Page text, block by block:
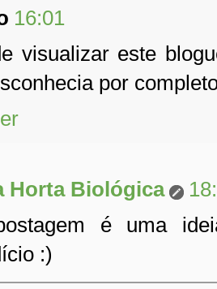
16:01
visualizar este
por
Horta Biológica
é uma
:)